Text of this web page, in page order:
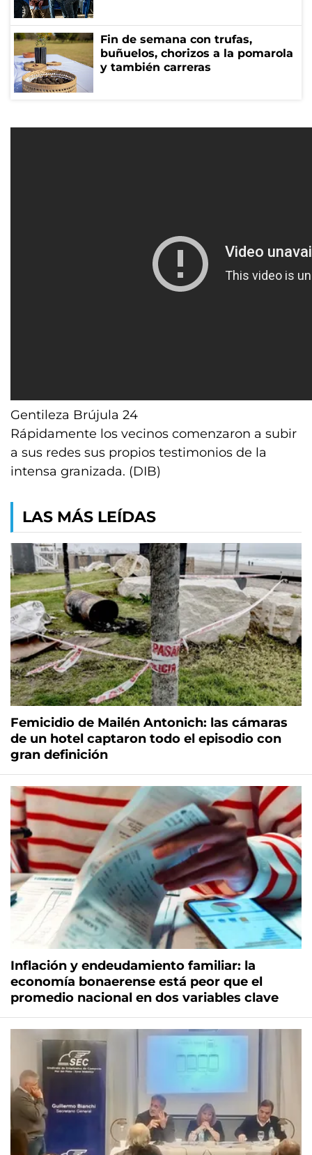
Fin de semana con trufas,
buñuelos, chorizos a la pomarola
y también carreras
Gentileza Brújula 24
Rápidamente los vecinos comenzaron a subir
a sus redes sus propios testimonios de la
intensa granizada. (DIB)
LAS MÁS LEÍDAS
Femicidio de Mailén Antonich: las cámaras
de un hotel captaron todo el episodio con
gran definición
Inflación y endeudamiento familiar: la
economía bonaerense está peor que el
promedio nacional en dos variables clave